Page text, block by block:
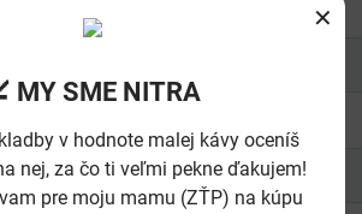
✕
MY SME NITRA
v hodnote malej kávy oceníš
nej, za čo ti veľmi pekne ďakujem!
pre moju mamu (ZŤP) na kúpu